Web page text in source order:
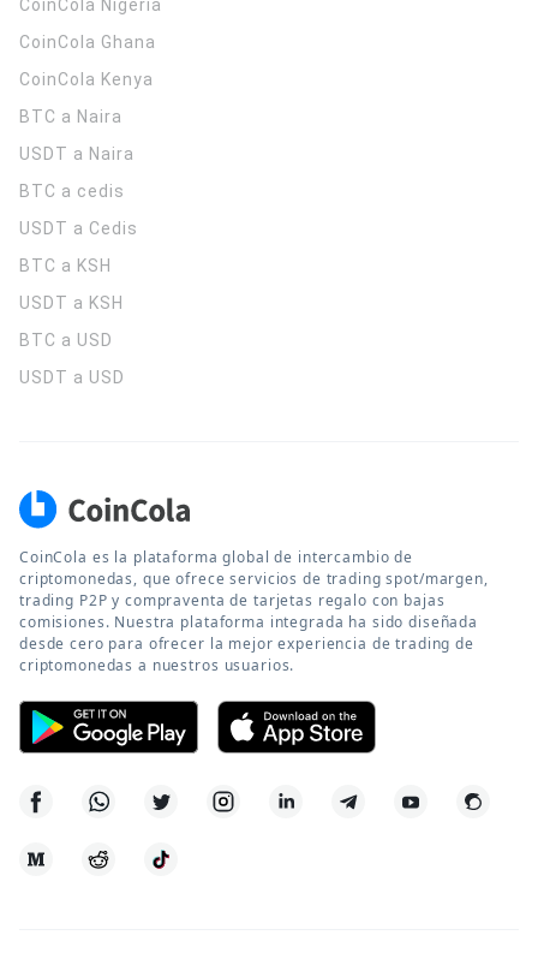
CoinCola Nigeria
CoinCola Ghana
CoinCola Kenya
BTC a Naira
USDT a Naira
BTC a cedis
USDT a Cedis
BTC a KSH
USDT a KSH
BTC a USD
USDT a USD
CoinCola es la plataforma global de intercambio de
criptomonedas, que ofrece servicios de trading spot/margen,
trading P2P y compraventa de tarjetas regalo con bajas
comisiones. Nuestra plataforma integrada ha sido diseñada
desde cero para ofrecer la mejor experiencia de trading de
criptomonedas a nuestros usuarios.